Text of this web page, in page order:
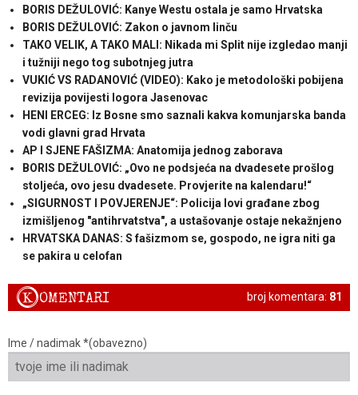
BORIS DEŽULOVIĆ: Kanye Westu ostala je samo Hrvatska
BORIS DEŽULOVIĆ: Zakon o javnom linču
TAKO VELIK, A TAKO MALI: Nikada mi Split nije izgledao manji
i tužniji nego tog subotnjeg jutra
VUKIĆ VS RADANOVIĆ (VIDEO): Kako je metodološki pobijena
revizija povijesti logora Jasenovac
HENI ERCEG: Iz Bosne smo saznali kakva komunjarska banda
vodi glavni grad Hrvata
AP I SJENE FAŠIZMA: Anatomija jednog zaborava
BORIS DEŽULOVIĆ: „Ovo ne podsjeća na dvadesete prošlog
stoljeća, ovo jesu dvadesete. Provjerite na kalendaru!“
„SIGURNOST I POVJERENJE“: Policija lovi građane zbog
izmišljenog "antihrvatstva", a ustašovanje ostaje nekažnjeno
HRVATSKA DANAS: S fašizmom se, gospodo, ne igra niti ga
se pakira u celofan
broj komentara: 81
KOMENTARI
Ime / nadimak *(obavezno)